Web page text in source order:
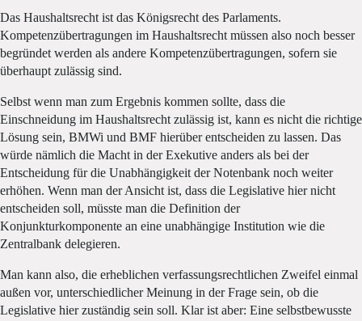
Das Haushaltsrecht ist das Königsrecht des Parlaments.
Kompetenzübertragungen im Haushaltsrecht müssen also noch besser
begründet werden als andere Kompetenzübertragungen, sofern sie
überhaupt zulässig sind.
Selbst wenn man zum Ergebnis kommen sollte, dass die
Einschneidung im Haushaltsrecht zulässig ist, kann es nicht die richtige
Lösung sein, BMWi und BMF hierüber entscheiden zu lassen. Das
würde nämlich die Macht in der Exekutive anders als bei der
Entscheidung für die Unabhängigkeit der Notenbank noch weiter
erhöhen. Wenn man der Ansicht ist, dass die Legislative hier nicht
entscheiden soll, müsste man die Definition der
Konjunkturkomponente an eine unabhängige Institution wie die
Zentralbank delegieren.
Man kann also, die erheblichen verfassungsrechtlichen Zweifel einmal
außen vor, unterschiedlicher Meinung in der Frage sein, ob die
Legislative hier zuständig sein soll. Klar ist aber: Eine selbstbewusste